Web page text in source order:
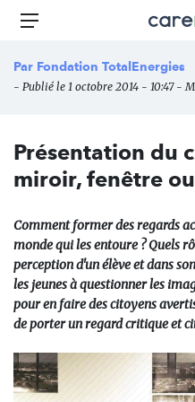
Aller
principal
média
des
Menu
Par Fondation TotalEnergies
- Publié le 1 octobre 2014 - 10:47 -
Présentation du
miroir, fenêtre
Comment former des regards
monde qui les entoure ? Quels
perception d'un élève et dans
les jeunes à questionner les
pour en faire des citoyens
de porter un regard critique et